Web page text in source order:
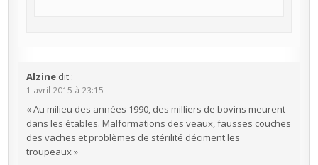
Alzine dit :
1 avril 2015 à 23:15
« Au milieu des années 1990, des milliers de bovins meurent
dans les étables. Malformations des veaux, fausses couches
des vaches et problèmes de stérilité déciment les
troupeaux »